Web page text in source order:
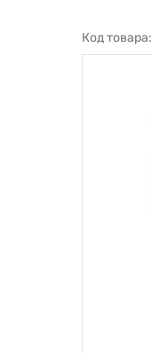
Код товара: